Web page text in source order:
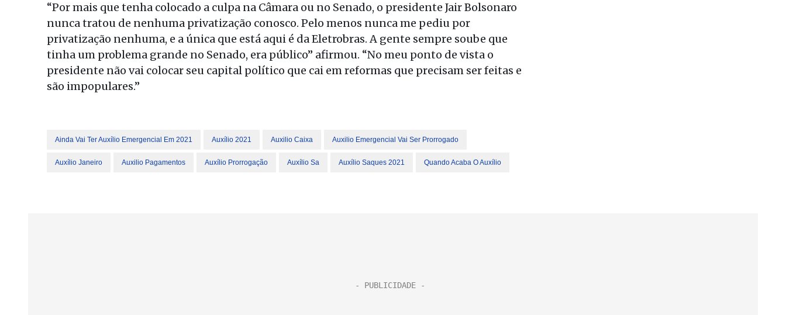
“Por mais que tenha colocado a culpa na Câmara ou no Senado, o presidente Jair Bolsonaro
nunca tratou de nenhuma privatização conosco. Pelo menos nunca me pediu por
privatização nenhuma, e a única que está aqui é da Eletrobras. A gente sempre soube que
tinha um problema grande no Senado, era público” afirmou. “No meu ponto de vista o
presidente não vai colocar seu capital político que cai em reformas que precisam ser feitas e
são impopulares.”
Ainda Vai Ter Auxílio Emergencial Em 2021 Auxílio 2021 Auxilio Caixa Auxilio Emergencial Vai Ser Prorrogado
Auxílio Janeiro Auxilio Pagamentos Auxílio Prorrogação Auxílio Sa Auxílio Saques 2021 Quando Acaba O Auxílio